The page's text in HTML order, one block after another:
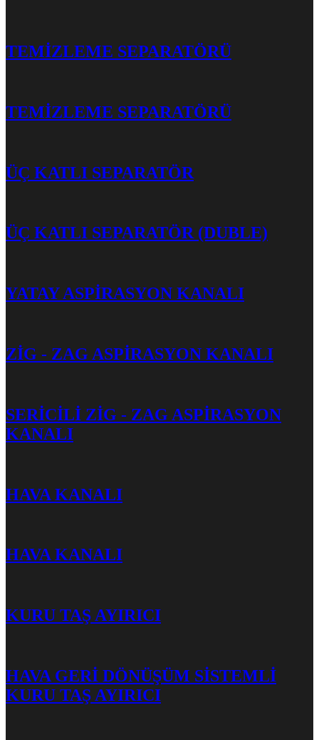
TEMİZLEME SEPARATÖRÜ
TEMİZLEME SEPARATÖRÜ
ÜÇ KATLI SEPARATÖR
ÜÇ KATLI SEPARATÖR (DUBLE)
YATAY ASPİRASYON KANALI
ZİG - ZAG ASPİRASYON KANALI
SERİCİLİ ZİG - ZAG ASPİRASYON
KANALI
HAVA KANALI
HAVA KANALI
KURU TAŞ AYIRICI
HAVA GERİ DÖNÜŞÜM SİSTEMLİ
KURU TAŞ AYIRICI